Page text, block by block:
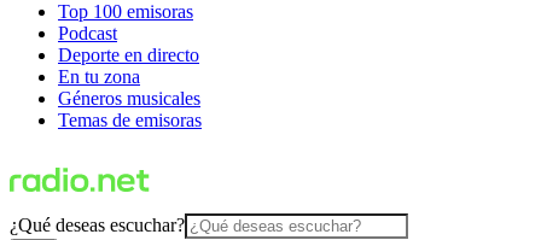
Top 100 emisoras
Podcast
Deporte en directo
En tu zona
Géneros musicales
Temas de emisoras
¿Qué deseas escuchar?